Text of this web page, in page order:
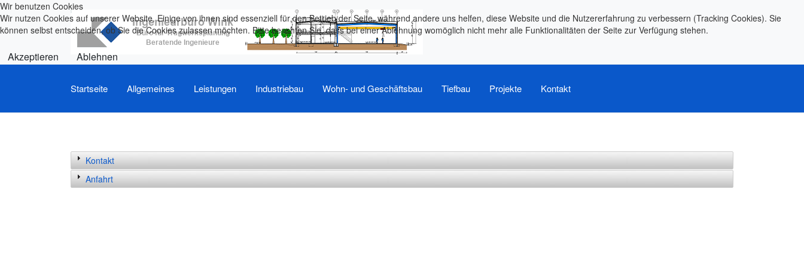
Startseite Allgemeines Leistungen Industriebau Wohn- und Geschäftsbau Tiefbau Projekte Kontakt
Kontakt
Anfahrt
Wir benutzen Cookies
Wir nutzen Cookies auf unserer Website. Einige von ihnen sind essenziell für den Betrieb der Seite, während andere uns helfen, diese Website und die Nutzererfahrung zu verbessern (Tracking Cookies). Sie
können selbst entscheiden, ob Sie die Cookies zulassen möchten. Bitte beachten Sie, dass bei einer Ablehnung womöglich nicht mehr alle Funktionalitäten der Seite zur Verfügung stehen.
Akzeptieren Ablehnen